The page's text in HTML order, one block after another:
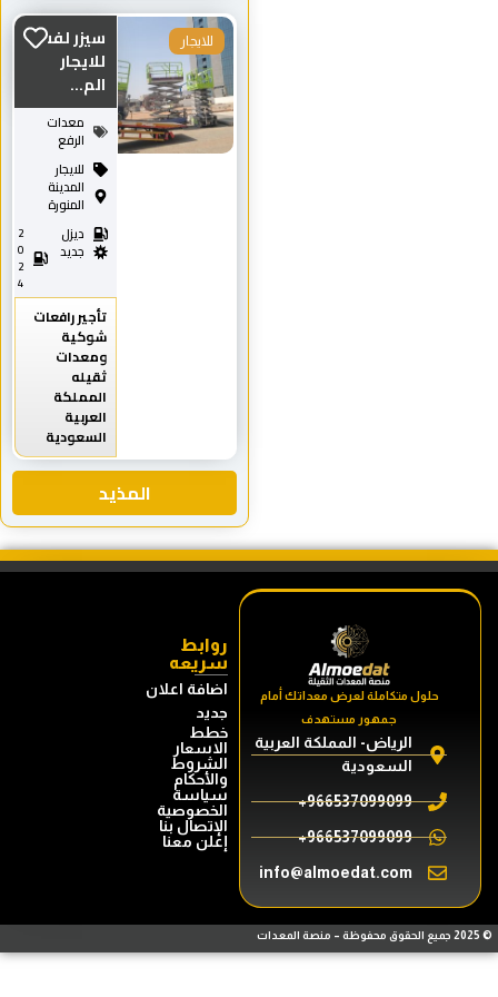
المذيد
سيزر لفت
للايجار
الم...
معدات
الرفع
للايجار
المدينة
المنورة
ديزل
جديد
0
2
تأجير رافعات
شوكية
ومعدات
ثقيله
المملكة
العربية
السعودية
للايجار
حلول متكاملة لعرض معداتك أمام
جمهور مستهدف
الرياض- المملكة العربية
السعودية
966537099099+
966537099099+
info@almoedat.com
روابط
سريعه
اضافة اعلان
جديد
خطط
الاسعار
الشروط
والأحكام
سياسة
الخصوصية
الإتصال بنا
إعلن معنا